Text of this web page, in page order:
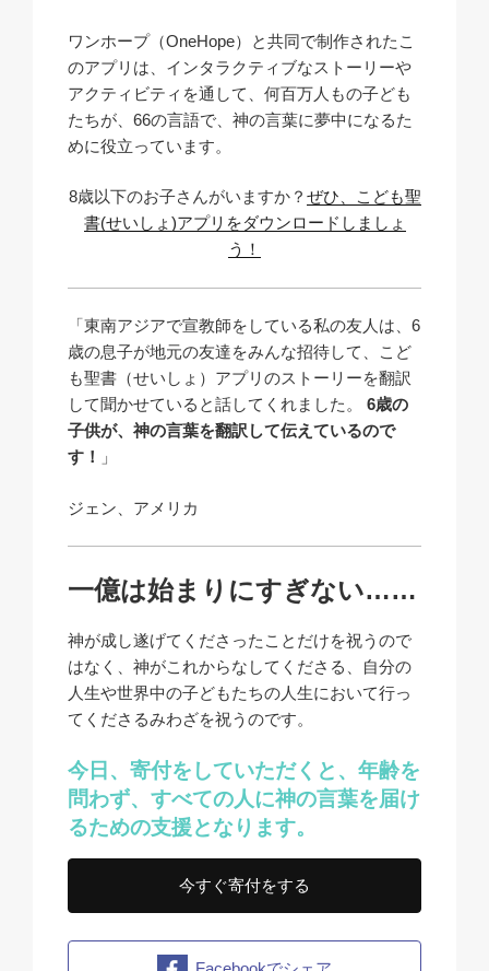
ワンホープ（OneHope）と共同で制作されたこ
のアプリは、インタラクティブなストーリーや
アクティビティを通して、何百万人もの子ども
たちが、66の言語で、神の言葉に夢中になるた
めに役立っています。
8歳以下のお子さんがいますか？ ぜひ、こども聖
書(せいしょ)アプリをダウンロードしましょ
う！
「東南アジアで宣教師をしている私の友人は、6
歳の息子が地元の友達をみんな招待して、こど
も聖書（せいしょ）アプリのストーリーを翻訳
して聞かせていると話してくれました。 6歳の
子供が、神の言葉を翻訳して伝えているので
す！
」
ジェン、アメリカ
一億は始まりにすぎない……
神が成し遂げてくださったことだけを祝うので
はなく、神がこれからなしてくださる、自分の
人生や世界中の子どもたちの人生において行っ
てくださるみわざを祝うのです。
今日、寄付をしていただくと、年齢を
問わず、すべての人に神の言葉を届け
るための支援となります。
今すぐ寄付をする